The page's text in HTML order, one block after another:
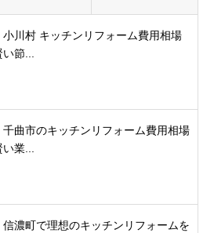
小川村 キッチンリフォーム費用相場
節...
千曲市のキッチンリフォーム費用相場
業...
信濃町で理想のキッチンリフォームを